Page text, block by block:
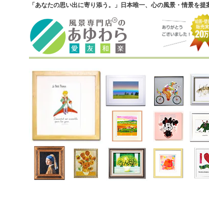
「あなたの思い出に寄り添う。」日本唯一、心の風景・情景を